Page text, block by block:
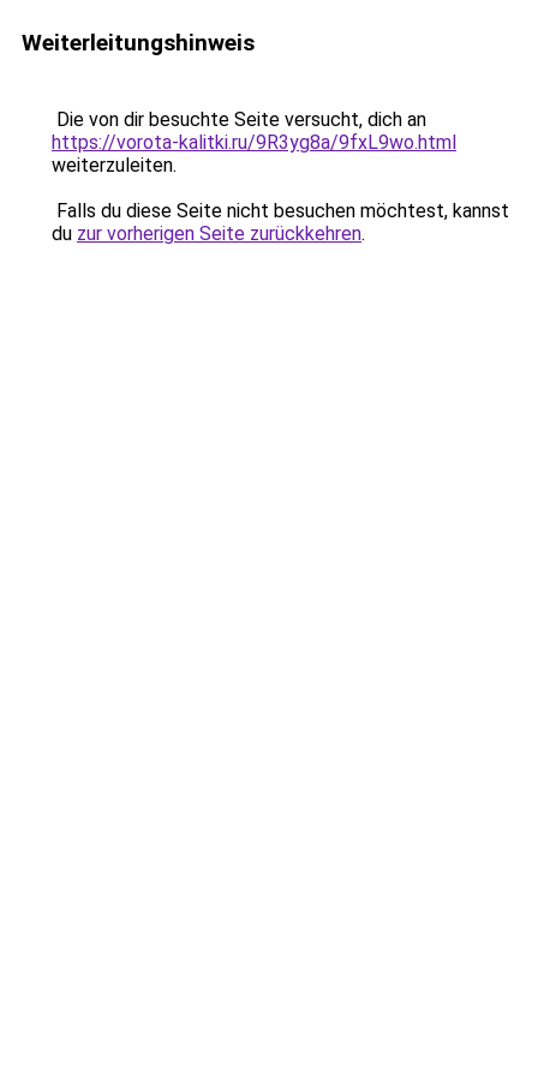
Weiterleitungshinweis
Die von dir besuchte Seite versucht, dich an
https://vorota-kalitki.ru/9R3yg8a/9fxL9wo.html
weiterzuleiten.
Falls du diese Seite nicht besuchen möchtest, kannst
du zur vorherigen Seite zurückkehren.